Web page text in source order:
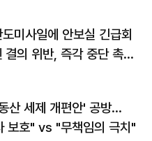
미사일에 안보실 긴급회
의 위반, 즉각 중단 촉
산 세제 개편안' 공방…
보호" vs "무책임의 극치"